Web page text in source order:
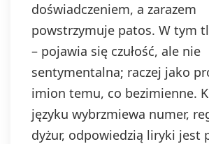
się w
doświadczeniem, a zarazem
powstrzymuje patos. W tym
– pojawia się czułość, ale nie
sentymentalna; raczej jako
imion temu, co bezimienne.
języku wybrzmiewa numer,
dyżur, odpowiedzią liryki jest